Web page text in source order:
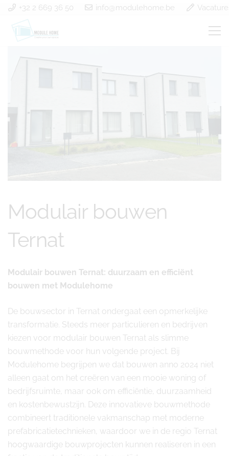
+32 2 669 36 50 info@modulehome.be
Modulair bouwen
Ternat
Modulair bouwen Ternat: duurzaam en efficiënt
bouwen met Modulehome
De bouwsector in Ternat ondergaat een opmerkelijke
transformatie. Steeds meer particulieren en bedrijven
kiezen voor modulair bouwen Ternat als slimme
bouwmethode voor hun volgende project. Bij
Modulehome begrijpen we dat bouwen anno 2024 niet
alleen gaat om het creëren van een mooie woning of
bedrijfsruimte, maar ook om efficiëntie, duurzaamheid
en kostenbewustzijn. Deze innovatieve bouwmethode
combineert traditionele vakmanschap met moderne
prefabricatietechnieken, waardoor we in de regio Ternat
hoogwaardige bouwprojecten kunnen realiseren in een